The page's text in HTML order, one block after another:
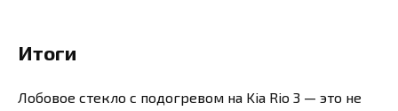
Итоги
Лобовое стекло с подогревом на Kia Rio 3 — это не